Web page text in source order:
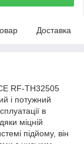
Доставка
RF-TH32505
і потужний
в
міцній
підйому, він